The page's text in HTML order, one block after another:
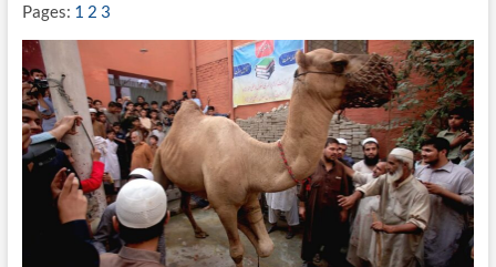
d
i
s
i
N
y
a
t
e
B
a
r
Pages: 1 2 3